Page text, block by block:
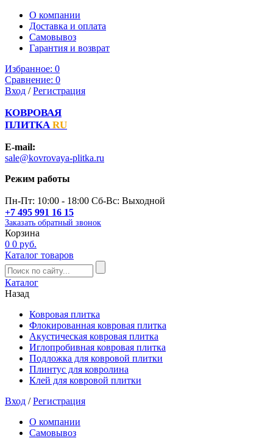
О компании
Доставка и оплата
Самовывоз
Гарантия и возврат
Избранное: 0
Сравнение: 0
Вход /Регистрация
КОВРОВАЯ
ПЛИТКА RU
E-mail:
sale@kovrovaya-plitka.ru
Режим работы
Пн-Пт: 10:00 - 18:00 Сб-Вс: Выходной
+7 495 991 16 15
Заказать обратный звонок
Корзина
0 0 руб.
Каталог товаров
Каталог
Назад
Ковровая плитка
Флокированная ковровая плитка
Акустическая ковровая плитка
Иглопробивная ковровая плитка
Подложка для ковровой плитки
Плинтус для ковролина
Клей для ковровой плитки
Вход /Регистрация
О компании
Самовывоз